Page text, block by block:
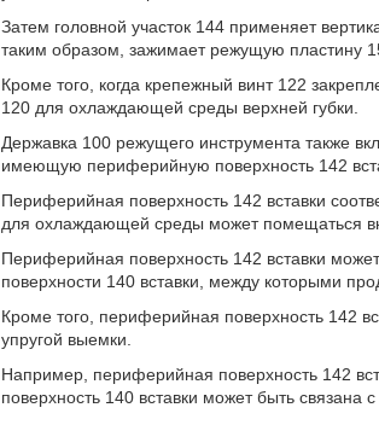
Затем головной участок 144 применяет
таким образом, зажимает режущую пластину
Кроме того, когда крепежный винт 122
120 для охлаждающей среды верхней губки.
Державка 100 режущего инструмента также
имеющую периферийную поверхность 142
Периферийная поверхность 142 вставки
для охлаждающей среды может помещаться
Периферийная поверхность 142 вставки
поверхности 140 вставки, между которыми
Кроме того, периферийная поверхность 142
упругой выемки.
Например, периферийная поверхность 142
поверхность 140 вставки может быть связана